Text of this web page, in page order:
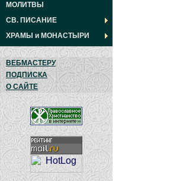
МОЛИТВЫ
СВ. ПИСАНИЕ
ХРАМЫ и МОНАСТЫРИ
ВЕБМАСТЕРУ
ПОДПИСКА
О САЙТЕ